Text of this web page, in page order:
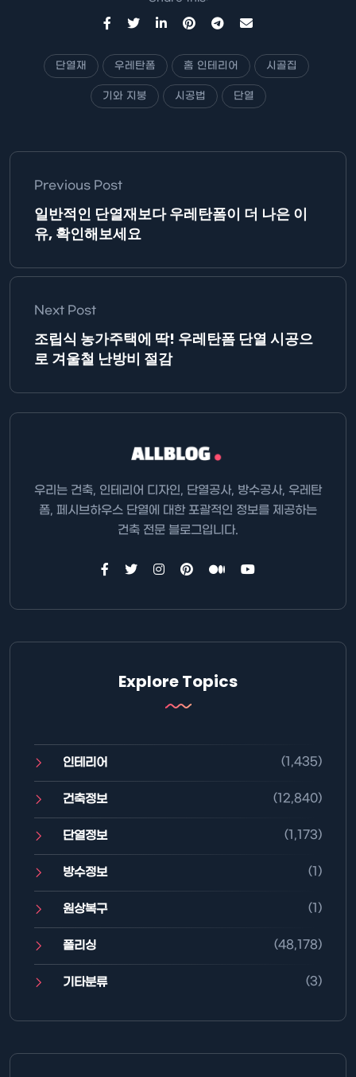
단열재 우레탄폼 홈 인테리어 시골집
기와 지붕 시공법 단열
Previous Post
일반적인 단열재보다 우레탄폼이 더 나은 이
유, 확인해보세요
Next Post
조립식 농가주택에 딱! 우레탄폼 단열 시공으
로 겨울철 난방비 절감
우리는 건축, 인테리어 디자인, 단열공사, 방수공사, 우레탄
폼, 페시브하우스 단열에 대한 포괄적인 정보를 제공하는
건축 전문 블로그입니다.
Explore Topics
인테리어 (1,435)
건축정보 (12,840)
단열정보 (1,173)
방수정보 (1)
원상복구 (1)
폴리싱 (48,178)
기타분류 (3)